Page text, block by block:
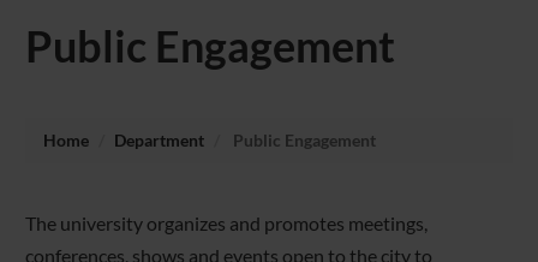
Public Engagement
Home Department Public Engagement
The university organizes and promotes meetings,
conferences, shows and events open to the city to